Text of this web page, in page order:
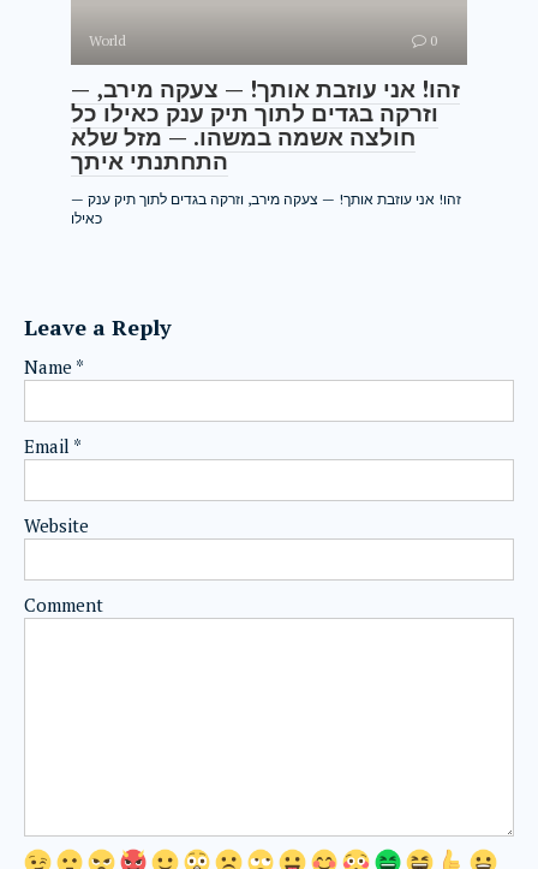
World 0
— זהו! אני עוזבת אותך! — צעקה מירב,
וזרקה בגדים לתוך תיק ענק כאילו כל
חולצה אשמה במשהו. — מזל שלא
התחתנתי איתך
— זהו! אני עוזבת אותך! — צעקה מירב, וזרקה בגדים לתוך תיק ענק
כאילו
Leave a Reply
Name *
Email *
Website
Comment